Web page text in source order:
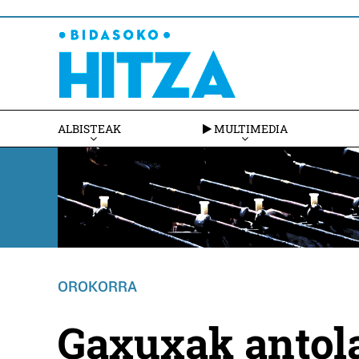
ALBISTEAK MULTIMEDIA
OROKORRA
Gaxuxak